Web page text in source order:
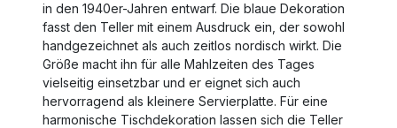
in den 1940er-Jahren entwarf. Die blaue Dekoration
fasst den Teller mit einem Ausdruck ein, der sowohl
handgezeichnet als auch zeitlos nordisch wirkt. Die
Größe macht ihn für alle Mahlzeiten des Tages
vielseitig einsetzbar und er eignet sich auch
hervorragend als kleinere Servierplatte. Für eine
harmonische Tischdekoration lassen sich die Teller